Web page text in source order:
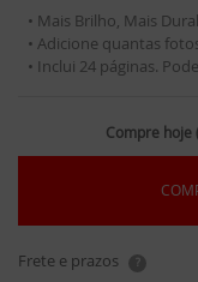
• Mais Brilho, Mais
• Adicione quantas
• Inclui 24 páginas.
Compre hoje
Frete e prazos ?